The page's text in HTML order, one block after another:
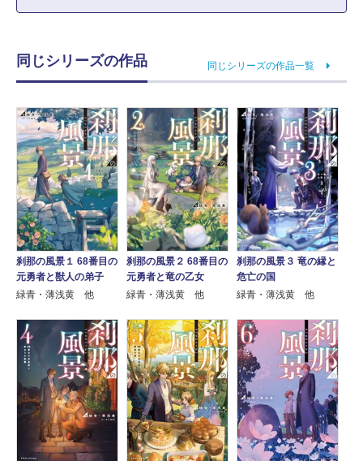
同じシリーズの作品 同じシリーズの作品一覧
刹那の風景１ 68番目の
元勇者と獣人の弟子
緑青・薄浅黄 他
刹那の風景２ 68番目の
元勇者と竜の乙女
緑青・薄浅黄 他
刹那の風景３ 竜の縁と
危亡の国
緑青・薄浅黄 他